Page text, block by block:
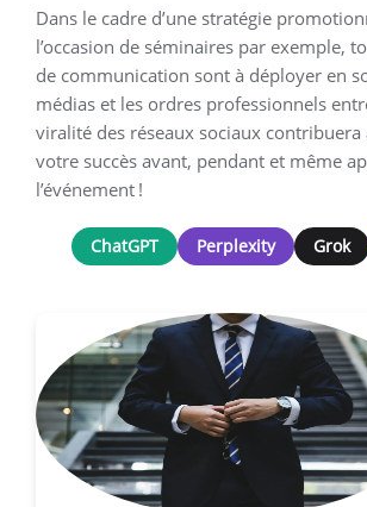
Dans le cadre d’une stratégie
l’occasion de séminaires par exemple,
de communication sont à déployer en
médias et les ordres professionnels
viralité des réseaux sociaux contribuera
votre succès avant, pendant et même
l’événement !
ChatGPT Perplexity Grok